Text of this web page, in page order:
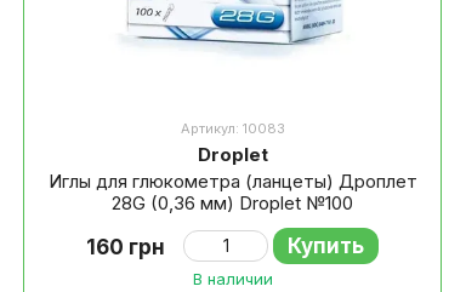
Артикул: 10083
Droplet
Иглы для глюкометра (ланцеты) Дроплет
28G (0,36 мм) Droplet №100
160 грн Купить
В наличии